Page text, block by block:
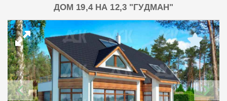
ДОМ 19,4 НА 12,3 "ГУДМАН"